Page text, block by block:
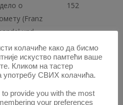
о
(Franz
und
од д-ра Мије
152
и д-р
домаћа
231
колачиће како да бисмо
искуство памтећи ваше
Кликом на тастер
употребу СВИХ колачића.
provide you with the most
your preferences